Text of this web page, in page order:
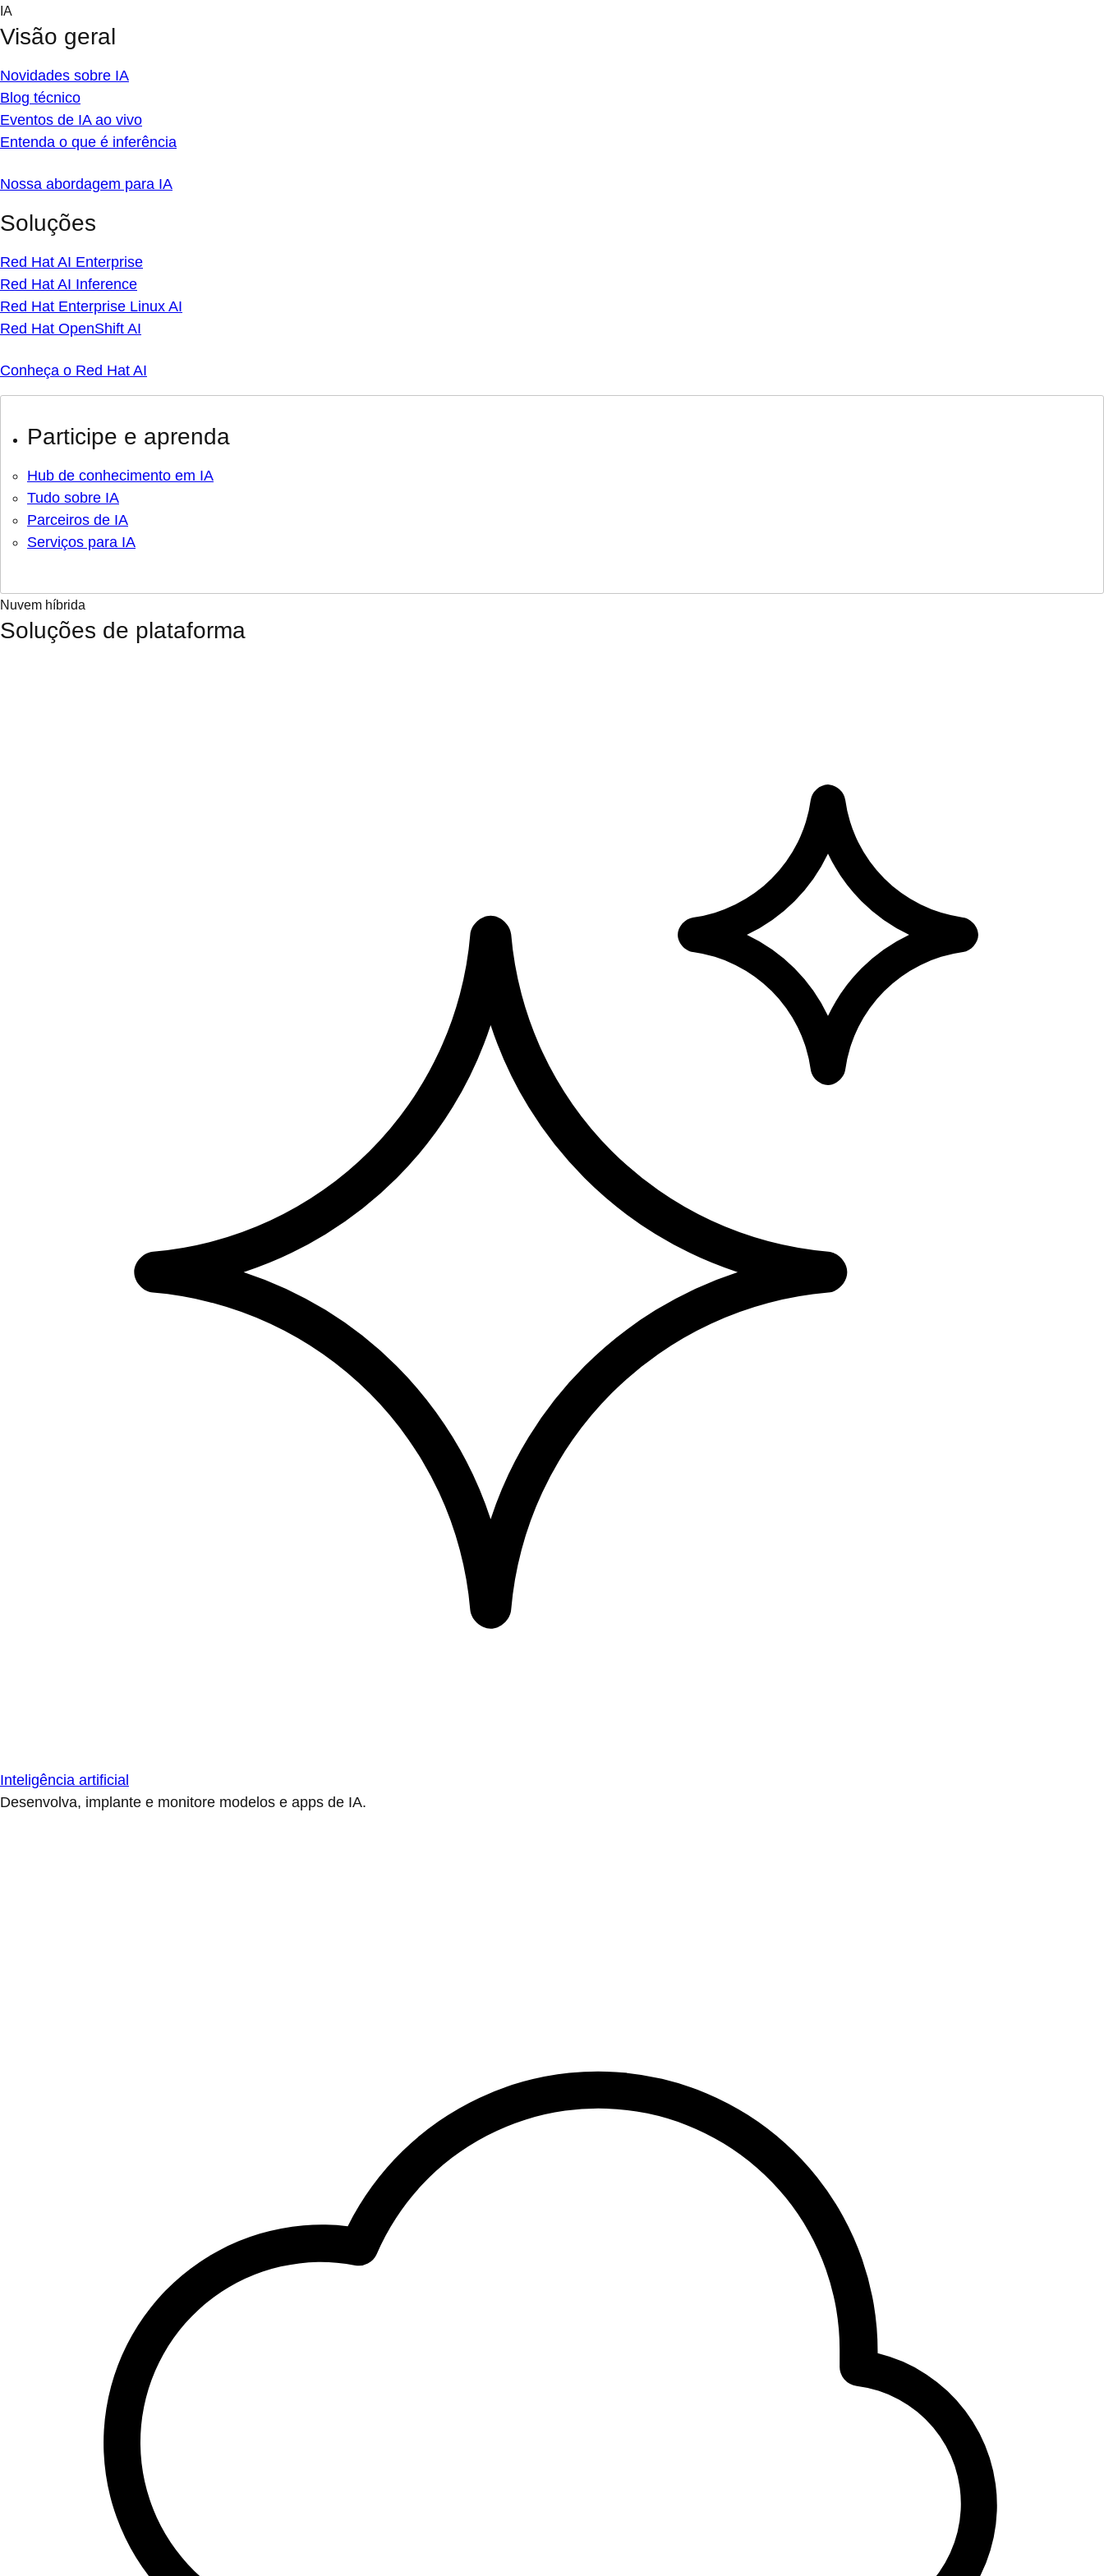
Skip
content
IA
Visão geral
Novidades sobre IA
Blog técnico
Eventos de IA ao vivo
Entenda o que é inferência
Nossa abordagem para IA
Soluções
Red Hat AI Enterprise
Red Hat AI Inference
Red Hat Enterprise Linux AI
Red Hat OpenShift AI
Conheça o Red Hat AI
Participe e aprenda
Hub de conhecimento em IA
Tudo sobre IA
Parceiros de IA
Serviços para IA
Nuvem híbrida
Soluções de plataforma
Inteligência artificial
Desenvolva, implante e monitore modelos e apps de IA.